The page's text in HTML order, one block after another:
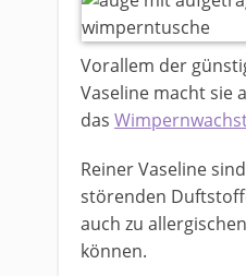
Vorallem der
Vaseline macht sie
das
Reiner Vaseline
störenden
auch zu
können.